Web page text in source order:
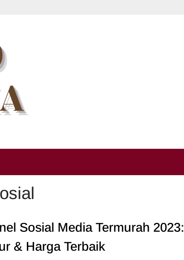
Sosial Media Termurah 2023:
& Harga Terbaik